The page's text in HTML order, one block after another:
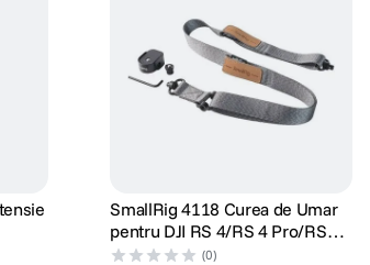
SmallRig 4118 Curea de Umar
pentru DJI RS 4/RS 4 Pro/RS
3/RS 3 Pro/RS 2
(0)